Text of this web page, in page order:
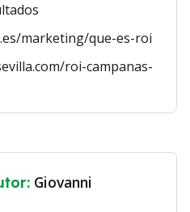
marketing/que-es-roi
roi-campanas-
Giovanni